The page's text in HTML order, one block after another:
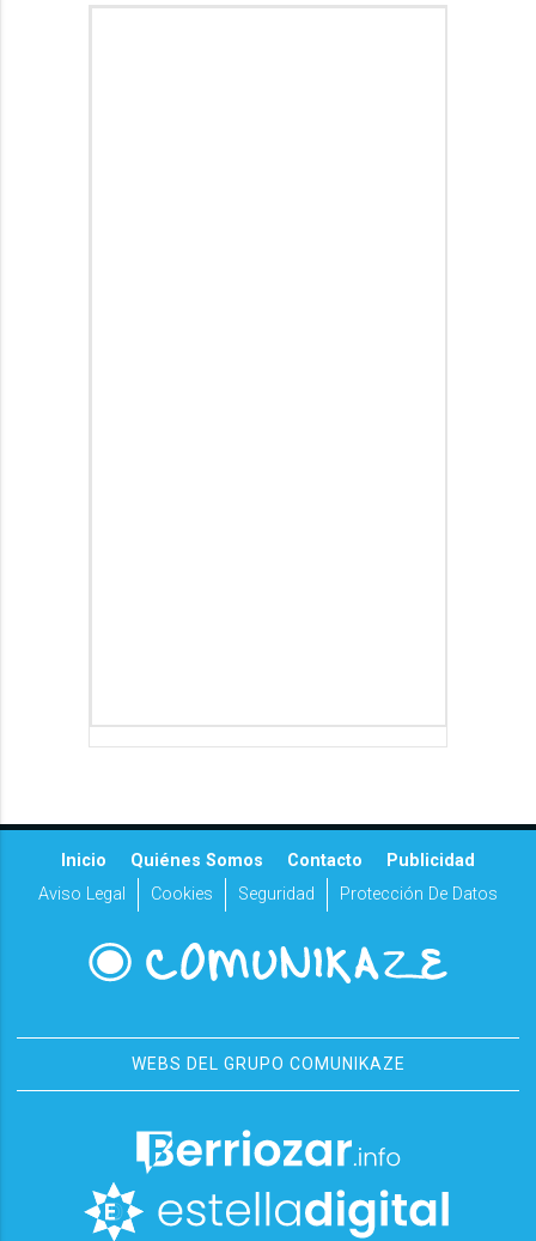
Inicio Quiénes Somos Contacto
Publicidad
Aviso Legal
Cookies Seguridad Protección De Datos
WEBS DEL GRUPO COMUNIKAZE